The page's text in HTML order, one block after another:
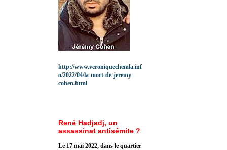
http://www.veroniquechemla.inf
o/2022/04/la-mort-de-jeremy-
cohen.html
René Hadjadj, un
assassinat antisémite ?
Le 17 mai 2022, dans le quartier